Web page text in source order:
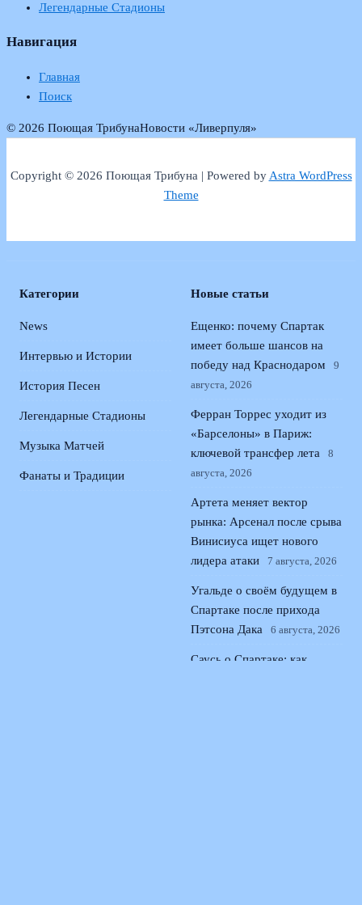
Легендарные Стадионы
Навигация
Главная
Поиск
© 2026 Поющая ТрибунаНовости «Ливерпуля»
Copyright © 2026 Поющая Трибуна | Powered byAstra WordPress
Theme
Категории
News
Интервью и Истории
История Песен
Легендарные Стадионы
Музыка Матчей
Фанаты и Традиции
Новые статьи
Ещенко: почему Спартак
имеет больше шансов на
победу над Краснодаром
9
августа, 2026
Ферран Торрес уходит из
«Барселоны» в Париж:
ключевой трансфер лета
8
августа, 2026
Артета меняет вектор
рынка: Арсенал после срыва
Винисиуса ищет нового
лидера атаки
7 августа, 2026
Угальде о своём будущем в
Спартаке после прихода
Пэтсона Дака
6 августа, 2026
Саусь о Спартаке: как